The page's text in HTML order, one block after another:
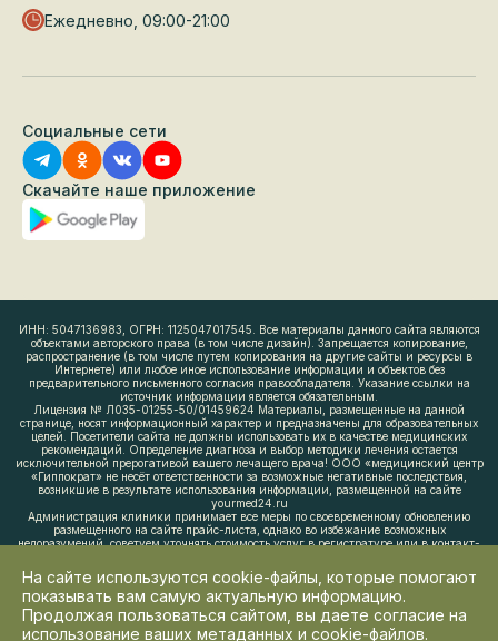
Ежедневно, 09:00-21:00
Социальные сети
Скачайте наше приложение
ИНН: 5047136983, ОГРН: 1125047017545. Все материалы данного сайта являются
объектами авторского права (в том числе дизайн). Запрещается копирование,
распространение (в том числе путем копирования на другие сайты и ресурсы в
Интернете) или любое иное использование информации и объектов без
предварительного письменного согласия правообладателя. Указание ссылки на
источник информации является обязательным.
Лицензия № Л035-01255-50/01459624 Материалы, размещенные на данной
странице, носят информационный характер и предназначены для образовательных
целей. Посетители сайта не должны использовать их в качестве медицинских
рекомендаций. Определение диагноза и выбор методики лечения остается
исключительной прерогативой вашего лечащего врача! ООО «медицинский центр
«Гиппократ» не несёт ответственности за возможные негативные последствия,
возникшие в результате использования информации, размещенной на сайте
yourmed24.ru
Администрация клиники принимает все меры по своевременному обновлению
размещенного на сайте прайс-листа, однако во избежание возможных
недоразумений, советуем уточнять стоимость услуг в регистратуре или в контакт-
Медицинские услуги оказываются на основании договора. Имеются
противопоказания. Необходима консультация врача. 0+.
На сайте используются cookie-файлы, которые помогают
показывать вам самую актуальную информацию.
Продолжая пользоваться сайтом, вы даете согласие на
использование ваших метаданных и cookie-файлов.